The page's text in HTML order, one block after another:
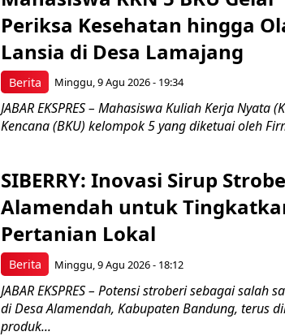
Berita
Periksa Kesehatan hingga
Lansia di Desa Lamajang
Minggu, 9 Agu 2026 - 19:34
JABAR EKSPRES – Mahasiswa Kuliah Kerja Nyata
Kencana (BKU) kelompok 5 yang diketuai oleh
Berita
SIBERRY: Inovasi Sirup
Alamendah untuk
Pertanian Lokal
Minggu, 9 Agu 2026 - 18:12
JABAR EKSPRES – Potensi stroberi sebagai
di Desa Alamendah, Kabupaten Bandung, terus
produk...